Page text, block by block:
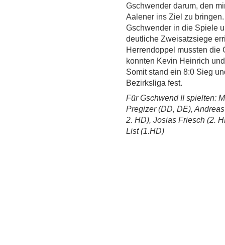
Gschwender darum, den
Aalener ins Ziel zu
Gschwender in die Spiele
deutliche Zweisatzsiege
Herrendoppel mussten die
konnten Kevin Heinrich
Somit stand ein 8:0 Sieg
Bezirksliga fest.
Für Gschwend II spielten:
Pregizer (DD, DE),
2. HD), Josias Friesch (2.
List (1.HD)